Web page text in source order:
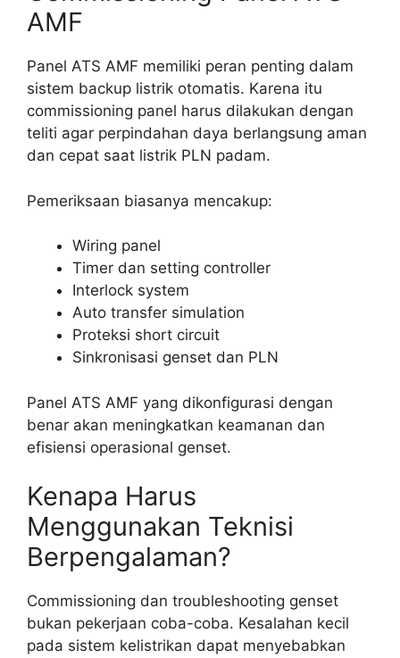
AMF
Panel ATS AMF memiliki peran penting dalam
sistem backup listrik otomatis. Karena itu
commissioning panel harus dilakukan dengan
teliti agar perpindahan daya berlangsung aman
dan cepat saat listrik PLN padam.
Pemeriksaan biasanya mencakup:
Wiring panel
Timer dan setting controller
Interlock system
Auto transfer simulation
Proteksi short circuit
Sinkronisasi genset dan PLN
Panel ATS AMF yang dikonfigurasi dengan
benar akan meningkatkan keamanan dan
efisiensi operasional genset.
Kenapa Harus
Menggunakan Teknisi
Berpengalaman?
Commissioning dan troubleshooting genset
bukan pekerjaan coba-coba. Kesalahan kecil
pada sistem kelistrikan dapat menyebabkan